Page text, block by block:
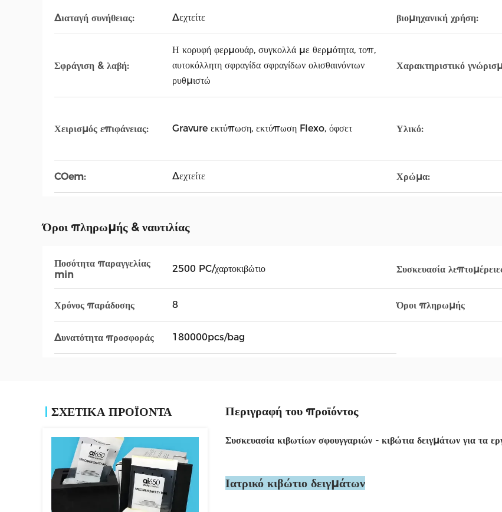
Διαταγή συνήθειας: Δεχτείτε βιομηχανική χρήση:
Σφράγιση & λαβή:
Η κορυφή φερμουάρ, συγκολλά με θερμότητα, τοπ,
αυτοκόλλητη σφραγίδα σφραγίδων ολισθαινόντων
ρυθμιστώ
Χαρακτηριστικό
Χειρισμός επιφάνειας: Gravure εκτύπωση, εκτύπωση Flexo, όφσετ Υλικό:
COem: Δεχτείτε Χρώμα:
Όροι πληρωμής & ναυτιλίας
Ποσότητα παραγγελίας
min
2500 PC/χαρτοκιβώτιο Συσκευασία
Χρόνος παράδοσης 8 Όροι πληρωμής
Δυνατότητα προσφοράς 180000pcs/bag
ΣΧΕΤΙΚΑ ΠΡΟΪΟΝΤΑ Περιγραφή του προϊόντος
Συσκευασία κιβωτίων σφουγγαριών - κιβώτια δειγμάτων για τα
Ιατρικό κιβώτιο δειγμάτων